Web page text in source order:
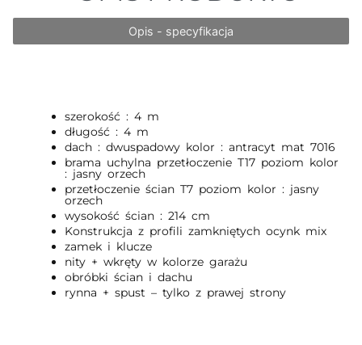
Opis - specyfikacja
szerokość : 4 m
długość : 4 m
dach : dwuspadowy kolor : antracyt mat 7016
brama uchylna przetłoczenie T17 poziom kolor
: jasny orzech
przetłoczenie ścian T7 poziom kolor : jasny
orzech
wysokość ścian : 214 cm
Konstrukcja z profili zamkniętych ocynk mix
zamek i klucze
nity + wkręty w kolorze garażu
obróbki ścian i dachu
rynna + spust – tylko z prawej strony